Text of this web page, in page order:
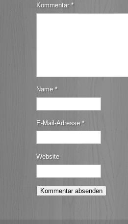
Kommentar*
Name *
E-Mail-Adresse *
Website